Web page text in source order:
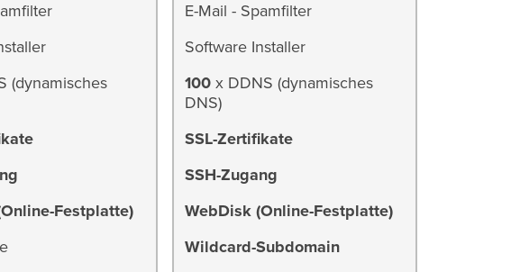
(dynamisches
Festplatte)
E-Mail - Spamfilter
Software Installer
100x DDNS (dynamisches
DNS)
SSL-Zertifikate
SSH-Zugang
WebDisk (Online-Festplatte)
Wildcard-Subdomain